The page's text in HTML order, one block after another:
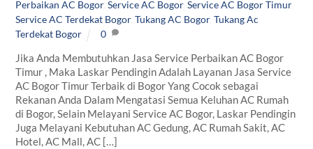
Perbaikan AC Bogor,Service AC Bogor,Service AC Bogor Timur,
Service AC Terdekat Bogor,Tukang AC Bogor,Tukang Ac
Terdekat Bogor
0
Jika Anda Membutuhkan Jasa Service Perbaikan AC Bogor
Timur , Maka Laskar Pendingin Adalah Layanan Jasa Service
AC Bogor Timur Terbaik di Bogor Yang Cocok sebagai
Rekanan Anda Dalam Mengatasi Semua Keluhan AC Rumah
di Bogor, Selain Melayani Service AC Bogor, Laskar Pendingin
Juga Melayani Kebutuhan AC Gedung, AC Rumah Sakit, AC
Hotel, AC Mall, AC […]